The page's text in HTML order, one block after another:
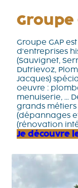
Groupe
Groupe GAP
d'entreprises
(Sauvignet,
Dutrievoz,
Jacques)
oeuvre :
menuiserie, ...
grands métiers
(dépannages
(rénovation
Je découvre